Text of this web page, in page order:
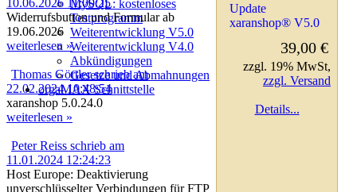
MySQL: kostenloses
Testprogramm
Weiterentwicklung V5.0
Weiterentwicklung V4.0
Abkündigungen
Gesetze und Abmahnungen
orgaMAX Schnittstelle
10.06.2026 11:00:25
Widerrufsbutton und Formular ab
19.06.2026
weiterlesen »
Thomas Görtler schrieb am
22.02.2024 10:48:54
xaranshop 5.0.24.0
weiterlesen »
Peter Reiss schrieb am
11.01.2024 12:24:23
Host Europe: Deaktivierung
unverschlüsselter Verbindungen für FTP
39,00 €
zzgl. 19% MwSt,
zzgl. Versand
Details...